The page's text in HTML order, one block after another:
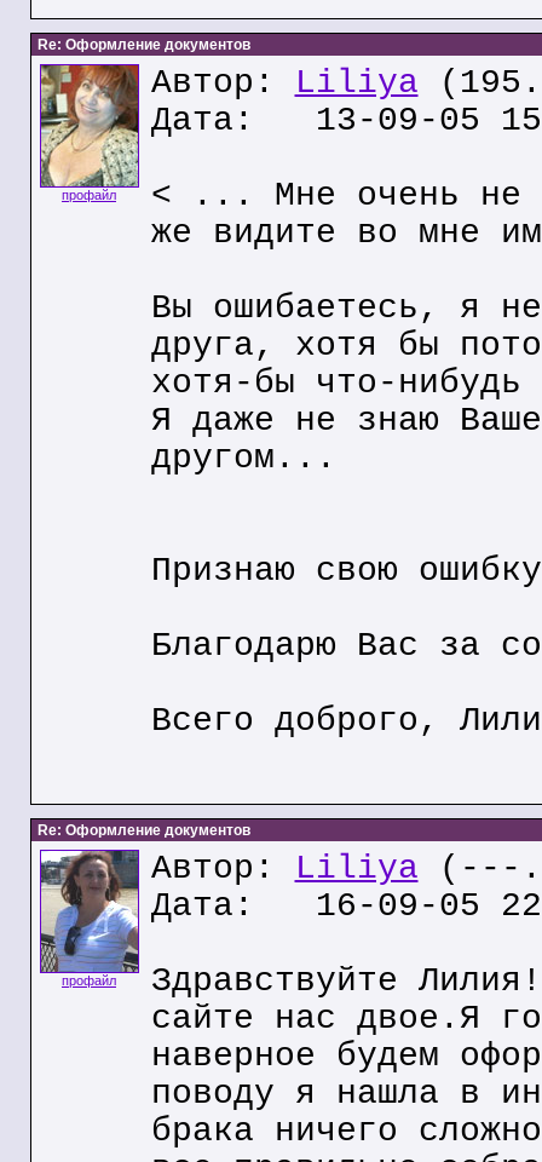
Re: Оформление документов
профайл
Автор: Liliya
Дата: 13-09-05
< ... Мне очень не
же видите во мне
Вы ошибаетесь, я
друга, хотя бы
хотя-бы что-
Я даже не знаю
другом...
Признаю свою
Благодарю Вас за
Всего доброго,
Re: Оформление документов
профайл
Автор: Liliya (---
Дата: 16-09-05
Здравствуйте
сайте нас двое.Я
наверное будем
поводу я нашла в
брака ничего